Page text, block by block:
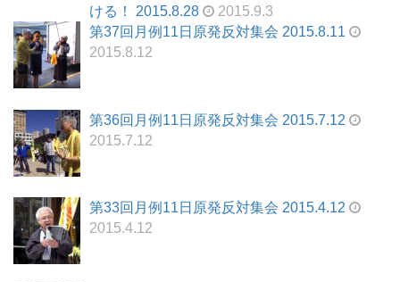
ける！ 2015.8.28
2015.9.3
第37回月例11日原発反対集会 2015.8.11
2015.8.12
第36回月例11日原発反対集会 2015.7.12
2015.7.12
第33回月例11日原発反対集会 2015.4.12
2015.4.12